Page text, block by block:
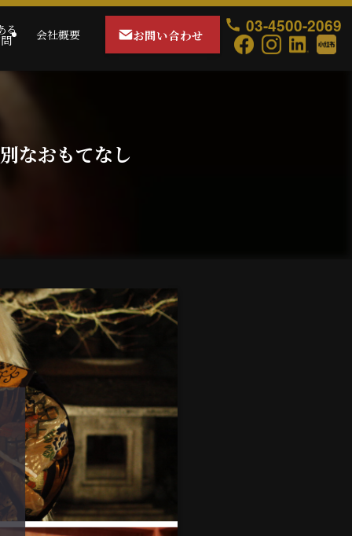
る 会社概要 お問い合わせ 03-4500-2069
なおもてなし